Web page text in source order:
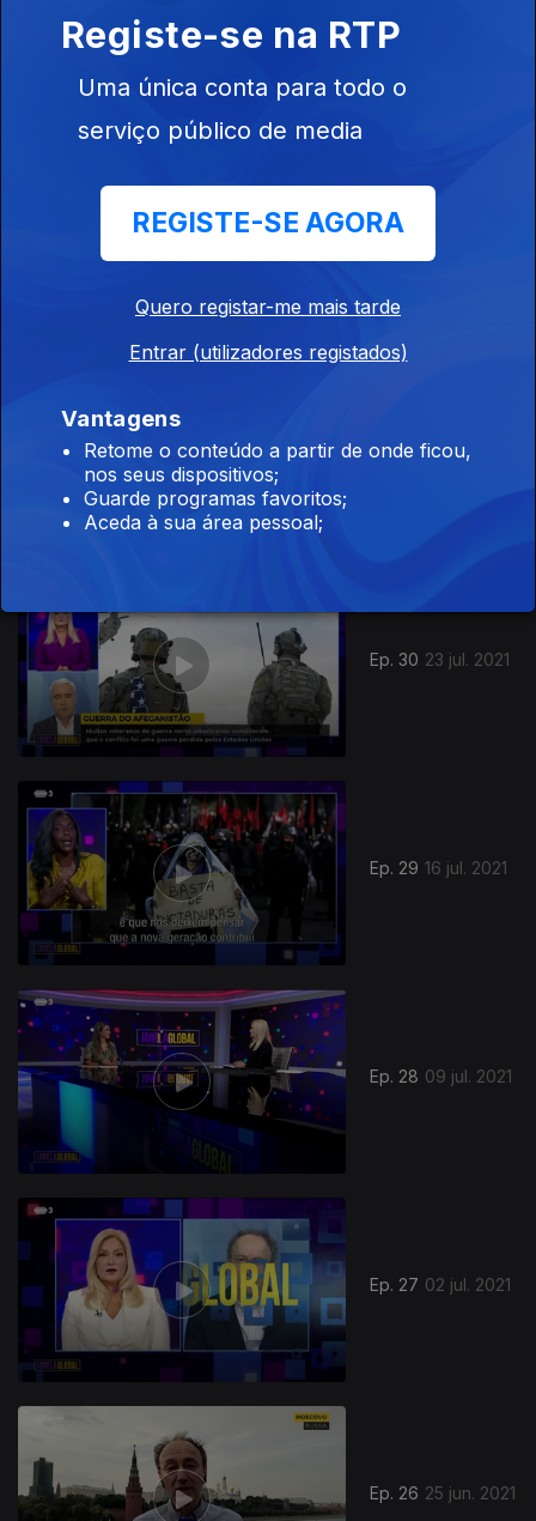
Ep. 33
Ep. 31 30 jul. 2021
Ep. 30 23 jul. 2021
Ep. 29 16 jul. 2021
Ep. 28 09 jul. 2021
Ep. 27 02 jul. 2021
Ep. 26 25 jun. 2021
Registe-se na RTP
Uma única conta para todo o
serviço público de media
REGISTE-SE AGORA
Quero registar-me mais tarde
Entrar (utilizadores registados)
Vantagens
Retome o conteúdo a partir de onde ficou,
nos seus dispositivos;
Guarde programas favoritos;
Aceda à sua área pessoal;